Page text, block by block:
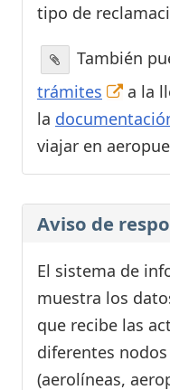
tipo de
También
trámites
a la
la
viajar en
Aviso de
El sistema de
muestra los
que recibe las
diferentes
(aerolíneas,